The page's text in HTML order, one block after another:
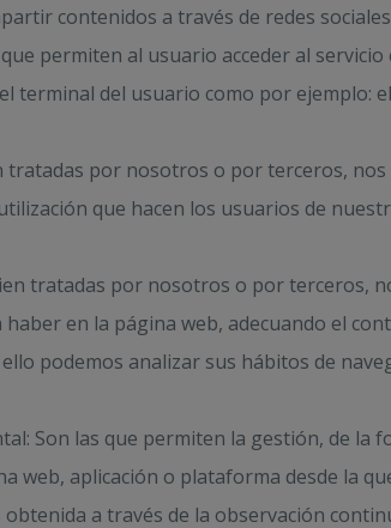
contenidos a través de redes
permiten al usuario acceder al
terminal del usuario como por ejemplo:
tratadas por nosotros o por terceros,
que hacen los usuarios de
tratadas por nosotros o por terceros,
en la página web, adecuando el
podemos analizar sus hábitos de
Son las que permiten la gestión, de la
web, aplicación o plataforma desde la
a través de la observación